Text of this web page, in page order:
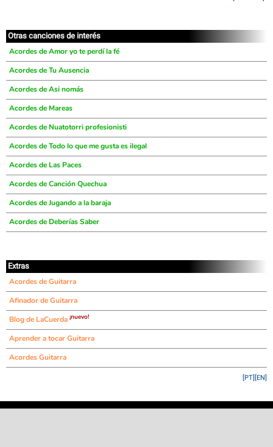
Otras canciones de interés
Acordes de Amor yo te perdí la fé
Acordes de Tu Ausencia
Acordes de Asi nomás
Acordes de Mareas
Acordes de Nuatotorri profesionisti
Acordes de Todo lo que me gusta es ilegal
Acordes de Las Paces
Acordes de Canción Quechua
Acordes de Jugando a la baraja
Acordes de Deberías Saber
Extras
Acordes de Guitarra
Afinador de Guitarra
Blog de LaCuerda ¡nuevo!
Aprender a tocar Guitarra
Acordes Guitarra
[EN]
[PT]